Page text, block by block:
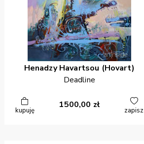
Henadzy Havartsou (Hovart)
Deadline
kupuję
1500,00 zł
zapisz